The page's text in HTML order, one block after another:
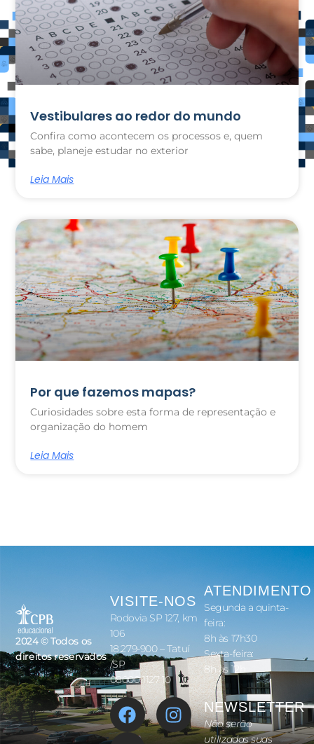
Vestibulares ao redor do mundo
Confira como acontecem os processos e, quem
sabe, planeje estudar no exterior
Leia Mais
Por que fazemos mapas?
Curiosidades sobre esta forma de representação e
organização do homem
Leia Mais
2024 © Todos os
direitos reservados
VISITE-NOS
Rodovia SP 127, km
106
18.279-900 – Tatuí
/SP
08000 1127 10
ATENDIMENTO
Segunda a quinta-
feira:
8h às 17h30
Sexta-feira:
8h às 12h
NEWSLETTER
Não serão
utilizadas suas